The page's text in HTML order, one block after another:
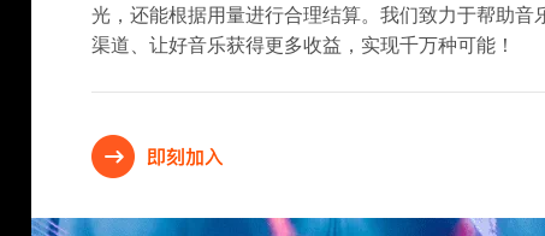
光，还能根据用量进行合理结算。我们致力于帮助音
渠道、让好音乐获得更多收益，实现千万种可能！